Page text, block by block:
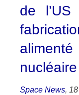
de
nucléaire
Space News,